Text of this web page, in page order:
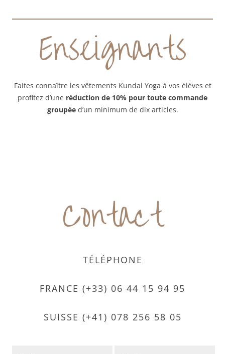
Enseignants
Faites connaître les vêtements Kundal Yoga à vos élèves et
profitez d’une réduction de 10% pour toute commande
groupéed’un minimum de dix articles.
Contact
TÉLÉPHONE
FRANCE (+33) 06 44 15 94 95
SUISSE (+41) 078 256 58 05